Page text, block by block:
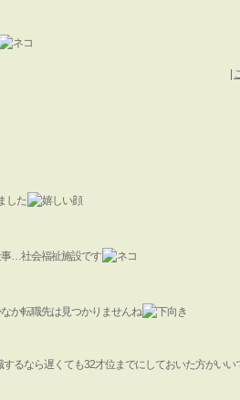
した
…社会福祉施設です
か転職先は見つかりませんね
るなら遅くても32才位までにしておいた方がいい